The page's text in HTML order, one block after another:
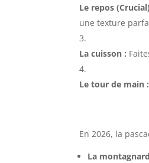
Le repos
une texture
La cuisson :
Le tour de main :
En 2026, la
La